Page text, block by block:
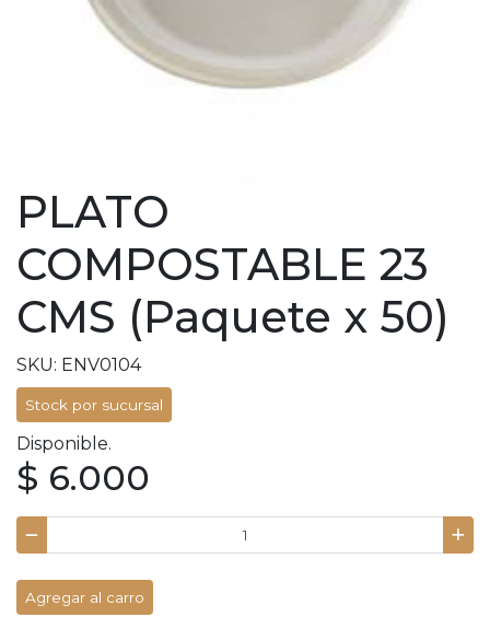
PLATO
COMPOSTABLE 23
CMS (Paquete x 50)
SKU: ENV0104
Stock por sucursal
Disponible.
$ 6.000
Agregar al carro